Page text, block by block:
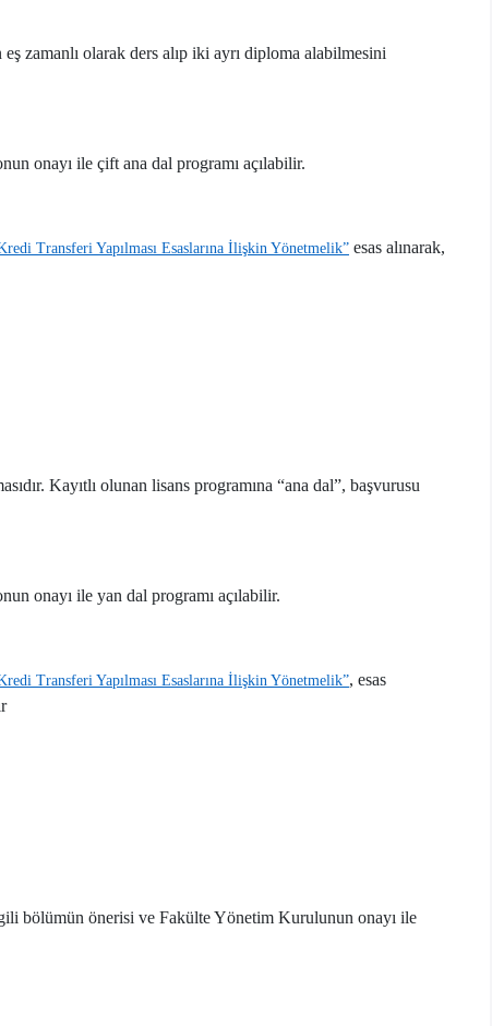
zamanlı olarak ders alıp iki ayrı diploma alabilmesini
onayı ile çift ana dal programı açılabilir.
Transferi Yapılması Esaslarına İlişkin Yönetmelik” esas alınarak,
Kayıtlı olunan lisans programına “ana dal”, başvurusu
onayı ile yan dal programı açılabilir.
Transferi Yapılması Esaslarına İlişkin Yönetmelik”, esas
bölümün önerisi ve Fakülte Yönetim Kurulunun onayı ile